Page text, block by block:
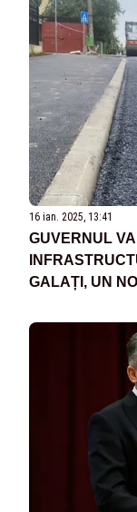
16 ian. 2025, 13:41
GUVERNUL
GALAȚI, UN